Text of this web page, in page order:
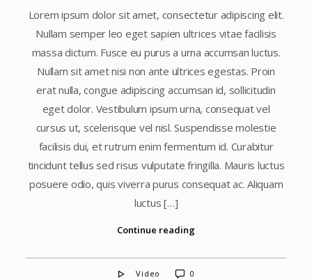
Lorem ipsum dolor sit amet, consectetur adipiscing elit.
Nullam semper leo eget sapien ultrices vitae facilisis
massa dictum. Fusce eu purus a urna accumsan luctus.
Nullam sit amet nisi non ante ultrices egestas. Proin
erat nulla, congue adipiscing accumsan id, sollicitudin
eget dolor. Vestibulum ipsum urna, consequat vel
cursus ut, scelerisque vel nisl. Suspendisse molestie
facilisis dui, et rutrum enim fermentum id. Curabitur
tincidunt tellus sed risus vulputate fringilla. Mauris luctus
posuere odio, quis viverra purus consequat ac. Aliquam
luctus […]
Continue reading
Video 0